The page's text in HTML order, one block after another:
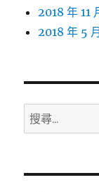
2018 年 11
2018 年 5 月
搜
尋
鍵